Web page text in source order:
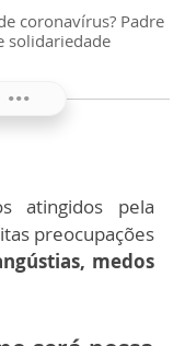
coronavírus? Padre
solidariedade
atingidos pela
preocupações
medos